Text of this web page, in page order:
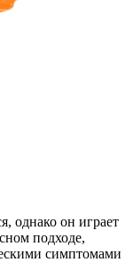
однако он играет
подходе,
симптомами